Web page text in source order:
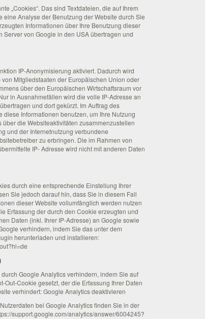
„Cookies“. Das sind Textdateien, die auf Ihrem
Analyse der Benutzung der Website durch Sie
Informationen über Ihre Benutzung dieser
von Google in den USA übertragen und
IP-Anonymisierung aktiviert. Dadurch wird
Mitgliedstaaten der Europäischen Union oder
über den Europäischen Wirtschaftsraum vor
in Ausnahmefällen wird die volle IP-Adresse an
und dort gekürzt. Im Auftrag des
diese Informationen benutzen, um Ihre Nutzung
die Websiteaktivitäten zusammenzustellen
und der Internetnutzung verbundene
zu erbringen. Die im Rahmen von
IP- Adresse wird nicht mit anderen Daten
durch eine entsprechende Einstellung Ihrer
Sie jedoch darauf hin, dass Sie in diesem Fall
dieser Website vollumfänglich werden nutzen
Erfassung der durch den Cookie erzeugten und
Daten (inkl. Ihrer IP-Adresse) an Google sowie
verhindern, indem Sie das unter dem
herunterladen und installieren:
Google Analytics verhindern, indem Sie auf
Out-Cookie gesetzt, der die Erfassung Ihrer Daten
verhindert: Google Analytics deaktivieren
bei Google Analytics finden Sie in der
support.google.com/analytics/answer/6004245?